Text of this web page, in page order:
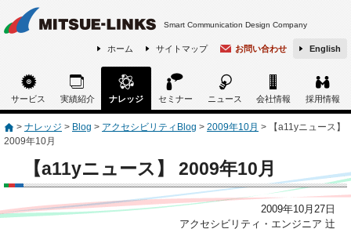
Smart Communication Design Company
ホーム サイトマップ お問い合わせ English
サービス 実績紹介 ナレッジ セミナー ニュース 会社情報 採用情報
> ナレッジ > Blog > アクセシビリティBlog > 2009年10月 >
【a11yニュース】
2009年10月
【a11yニュース】 2009年10月
2009年10月27日
アクセシビリティ・エンジニア 辻